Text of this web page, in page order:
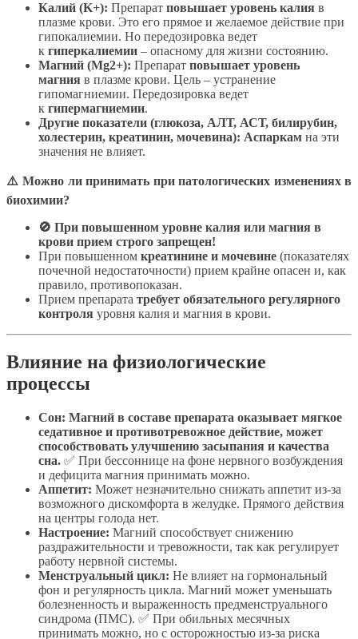
Калий (K+): Препарат повышает уровень калия в
плазме крови. Это его прямое и желаемое действие при
гипокалиемии. Но передозировка ведет
к гиперкалиемии – опасному для жизни состоянию.
Магний (Mg2+): Препарат повышает уровень
магния в плазме крови. Цель – устранение
гипомагниемии. Передозировка ведет
к гипермагниемии.
Другие показатели (глюкоза, АЛТ, АСТ, билирубин,
холестерин, креатинин, мочевина): Аспаркам на эти
значения не влияет.
⚠️ Можно ли принимать при патологических изменениях в
биохимии?
🚫 При повышенном уровне калия или магния в
крови прием строго запрещен!
При повышенном креатинине и мочевине (показателях
почечной недостаточности) прием крайне опасен и, как
правило, противопоказан.
Прием препарата требует обязательного регулярного
контроля уровня калия и магния в крови.
Влияние на физиологические
процессы
Сон: Магний в составе препарата оказывает мягкое
седативное и противотревожное действие, может
способствовать улучшению засыпания и качества
сна. ✅ При бессоннице на фоне нервного возбуждения
и дефицита магния принимать можно.
Аппетит: Может незначительно снижать аппетит из-за
возможного дискомфорта в желудке. Прямого действия
на центры голода нет.
Настроение: Магний способствует снижению
раздражительности и тревожности, так как регулирует
работу нервной системы.
Менструальный цикл: Не влияет на гормональный
фон и регулярность цикла. Магний может уменьшать
болезненность и выраженность предменструального
синдрома (ПМС). ✅ При обильных месячных
принимать можно, но с осторожностью из-за риска